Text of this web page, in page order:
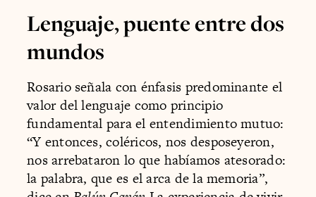
Lenguaje, puente entre dos
mundos
Rosario señala con énfasis predominante el
valor del lenguaje como principio
fundamental para el entendimiento mutuo:
“Y entonces, coléricos, nos desposeyeron,
nos arrebataron lo que habíamos atesorado:
la palabra, que es el arca de la memoria”,